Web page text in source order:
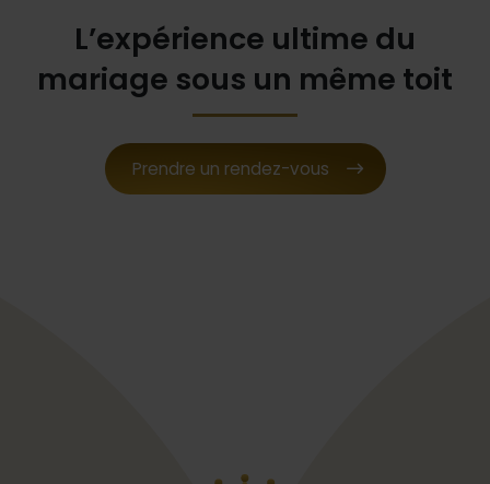
L’expérience ultime du
mariage sous un même toit
Prendre un rendez-vous